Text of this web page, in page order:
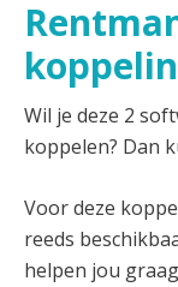
Wil je deze 2
koppelen? Dan
Voor deze
reeds
helpen jou